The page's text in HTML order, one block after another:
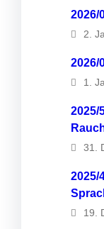
2026/
2.
2026/
1.
2025/
31.
2025/
19.